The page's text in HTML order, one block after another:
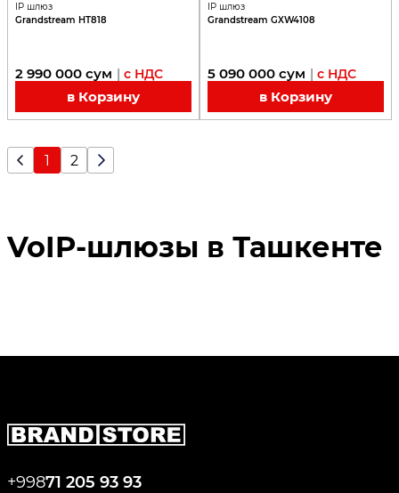
IP шлюз
Grandstream HT818
2 990 000 сум | с НДС
в Корзину
IP шлюз
Grandstream GXW4108
5 090 000 сум | с НДС
в Корзину
1 2
VoIP-шлюзы в Ташкенте
+99871 205 93 93